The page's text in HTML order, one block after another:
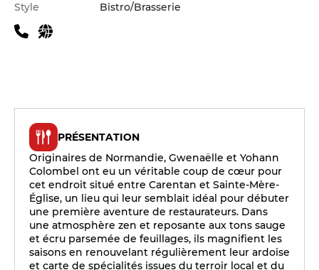
Style
Bistro/Brasserie
PRÉSENTATION
Originaires de Normandie, Gwenaëlle et Yohann
Colombel ont eu un véritable coup de cœur pour
cet endroit situé entre Carentan et Sainte-Mère-
Église, un lieu qui leur semblait idéal pour débuter
une première aventure de restaurateurs. Dans
une atmosphère zen et reposante aux tons sauge
et écru parsemée de feuillages, ils magnifient les
saisons en renouvelant régulièrement leur ardoise
et carte de spécialités issues du terroir local et du